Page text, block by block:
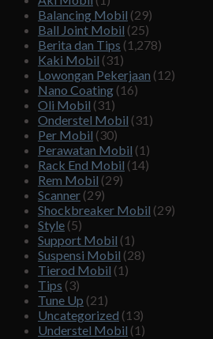
Balancing Mobil (29)
Ball Joint Mobil (25)
Berita dan Tips (1,278)
Kaki Mobil (31)
Lowongan Pekerjaan (12)
Nano Coating (16)
Oli Mobil (31)
Onderstel Mobil (31)
Per Mobil (30)
Perawatan Mobil (1)
Rack End Mobil (14)
Rem Mobil (29)
Scanner (29)
Shockbreaker Mobil (29)
Style (5)
Support Mobil (1)
Suspensi Mobil (28)
Tierod Mobil (1)
Tips (3)
Tune Up (21)
Uncategorized (13)
Understel Mobil (1)